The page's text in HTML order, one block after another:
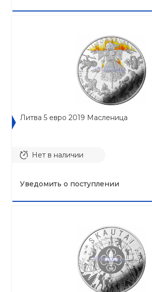
Литва 5 евро 2019 Масленица
Нет в наличии
Уведомить о поступлении